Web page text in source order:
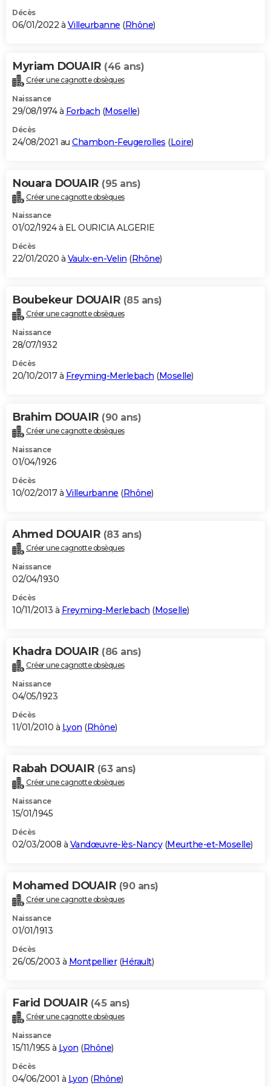
Décès
06/01/2022 à Villeurbanne (Rhône)
Myriam DOUAIR (46 ans)
Créer une cagnotte obsèques
Naissance
29/08/1974 à Forbach (Moselle)
Décès
24/08/2021 au Chambon-Feugerolles (Loire)
Nouara DOUAIR (95 ans)
Créer une cagnotte obsèques
Naissance
01/02/1924 à EL OURICIA ALGERIE
Décès
22/01/2020 à Vaulx-en-Velin (Rhône)
Boubekeur DOUAIR (85 ans)
Créer une cagnotte obsèques
Naissance
28/07/1932
Décès
20/10/2017 à Freyming-Merlebach (Moselle)
Brahim DOUAIR (90 ans)
Créer une cagnotte obsèques
Naissance
01/04/1926
Décès
10/02/2017 à Villeurbanne (Rhône)
Ahmed DOUAIR (83 ans)
Créer une cagnotte obsèques
Naissance
02/04/1930
Décès
10/11/2013 à Freyming-Merlebach (Moselle)
Khadra DOUAIR (86 ans)
Créer une cagnotte obsèques
Naissance
04/05/1923
Décès
11/01/2010 à Lyon (Rhône)
Rabah DOUAIR (63 ans)
Créer une cagnotte obsèques
Naissance
15/01/1945
Décès
02/03/2008 à Vandœuvre-lès-Nancy(Meurthe-et-Moselle)
Mohamed DOUAIR (90 ans)
Créer une cagnotte obsèques
Naissance
01/01/1913
Décès
26/05/2003 à Montpellier(Hérault)
Farid DOUAIR (45 ans)
Créer une cagnotte obsèques
Naissance
15/11/1955 à Lyon (Rhône)
Décès
04/06/2001 à Lyon (Rhône)